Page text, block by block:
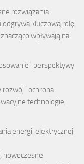
rozwiązania
kluczową rolę
wpływają na
i perspektywy
rozwój i ochrona
technologie,
energii elektrycznej
nowoczesne